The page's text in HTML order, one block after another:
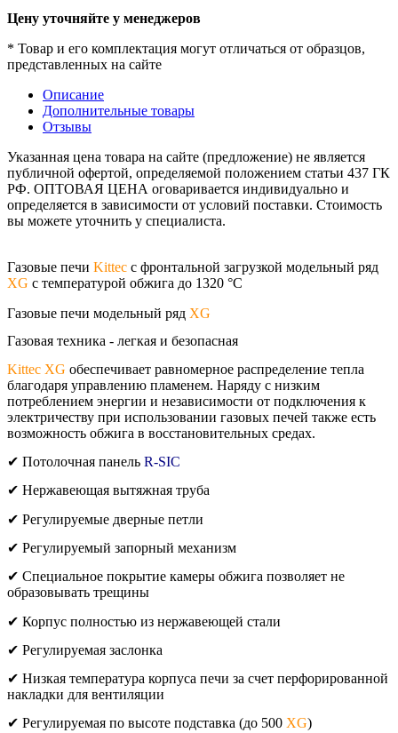
Цену уточняйте у менеджеров
* Товар и его комплектация могут отличаться от образцов,
представленных на сайте
Описание
Дополнительные товары
Отзывы
Указанная цена товара на сайте (предложение) не является
публичной офертой, определяемой положением статьи 437 ГК
РФ. ОПТОВАЯ ЦЕНА оговаривается индивидуально и
определяется в зависимости от условий поставки. Стоимость
вы можете уточнить у специалиста.
Газовые печи Kittec с фронтальной загрузкой модельный ряд
XG с температурой обжига до 1320 °C
Газовые печи модельный ряд XG
Газовая техника - легкая и безопасная
Kittec XG обеспечивает равномерное распределение тепла
благодаря управлению пламенем. Наряду с низким
потреблением энергии и независимости от подключения к
электричеству при использовании газовых печей также есть
возможность обжига в восстановительных средах.
✔ Потолочная панель R-SIC
✔ Нержавеющая вытяжная труба
✔ Регулируемые дверные петли
✔ Регулируемый запорный механизм
✔ Специальное покрытие камеры обжига позволяет не
образовывать трещины
✔ Корпус полностью из нержавеющей стали
✔ Регулируемая заслонка
✔ Низкая температура корпуса печи за счет перфорированной
накладки для вентиляции
✔ Регулируемая по высоте подставка (до 500 XG)